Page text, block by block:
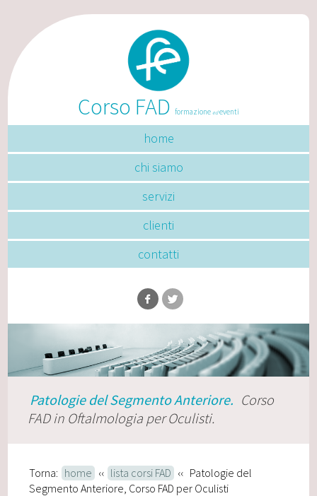
Corso FAD formazione edeventi
home
chi siamo
servizi
clienti
contatti
Patologie del Segmento Anteriore. Corso
FAD in Oftalmologia per Oculisti.
Torna: home ‹‹ lista corsi FAD ‹‹ Patologie del
Segmento Anteriore, Corso FAD per Oculisti